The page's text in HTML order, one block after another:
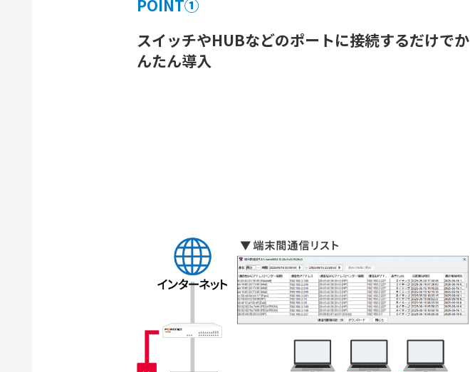
POINT①
スイッチやHUBなどのポートに接続するだけでか
んたん導入